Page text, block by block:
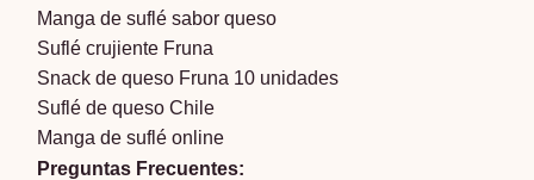
Manga de suflé sabor queso
Suflé crujiente Fruna
Snack de queso Fruna 10 unidades
Suflé de queso Chile
Manga de suflé online
Preguntas Frecuentes: